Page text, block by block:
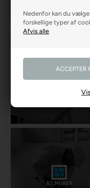
Nedenfor kan du
forskellige typer af
R2 MURER